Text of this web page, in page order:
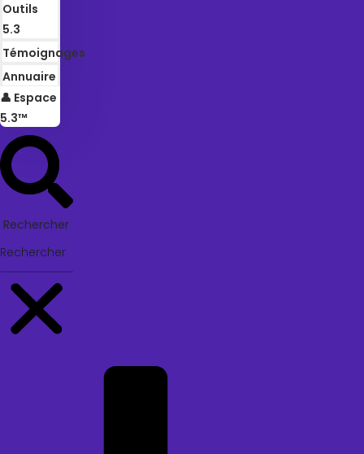
Outils
5.3
Témoignages
Annuaire
👤 Espace
5.3™
Rechercher